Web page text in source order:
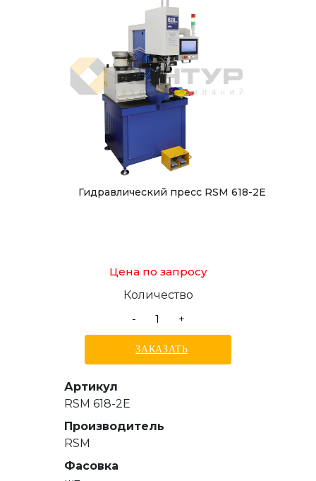
Гидравлический пресс RSM 618-2E
Цена по запросу
Количество
-
+
ЗАКАЗАТЬ
Артикул
RSM 618-2E
Производитель
RSM
Фасовка